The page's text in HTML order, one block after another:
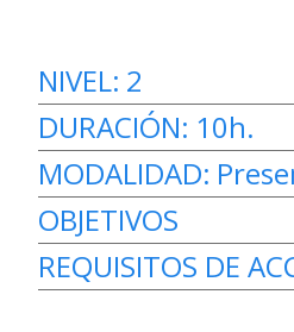
NIVEL: 2
DURACIÓN: 10h.
MODALIDAD:
OBJETIVOS
Identificar las
REQUISITOS DE